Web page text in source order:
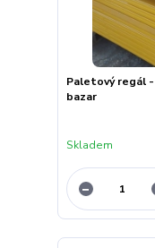
Paletový regál -
bazar
Skladem